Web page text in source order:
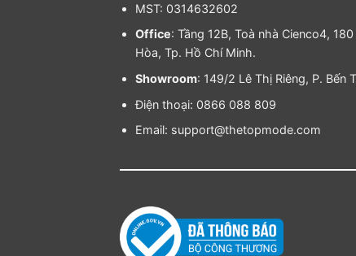
MST: 0314632602
Office: Tầng 12B, Toà nhà Cienco4,
Hòa, Tp. Hồ Chí Minh.
Showroom: 149/2 Lê Thị Riêng, P. Bến
Điện thoại: 0866 088 809
Email: support@thetopmode.com